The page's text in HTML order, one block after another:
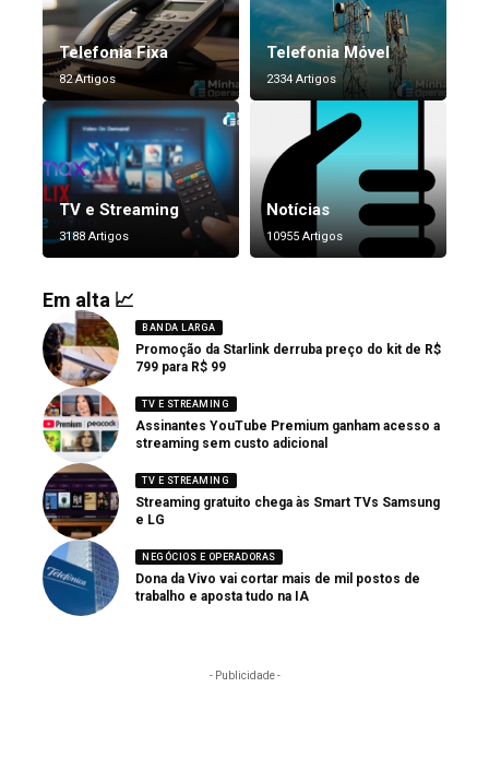
Telefonia Fixa
82 Artigos
Telefonia Móvel
2334 Artigos
TV e Streaming
3188 Artigos
Notícias
10955 Artigos
Em alta 📈
BANDA LARGA
Promoção da Starlink derruba preço do kit de R$
799 para R$ 99
TV E STREAMING
Assinantes YouTube Premium ganham acesso a
streaming sem custo adicional
TV E STREAMING
Streaming gratuito chega às Smart TVs Samsung
e LG
NEGÓCIOS E OPERADORAS
Dona da Vivo vai cortar mais de mil postos de
trabalho e aposta tudo na IA
- Publicidade -